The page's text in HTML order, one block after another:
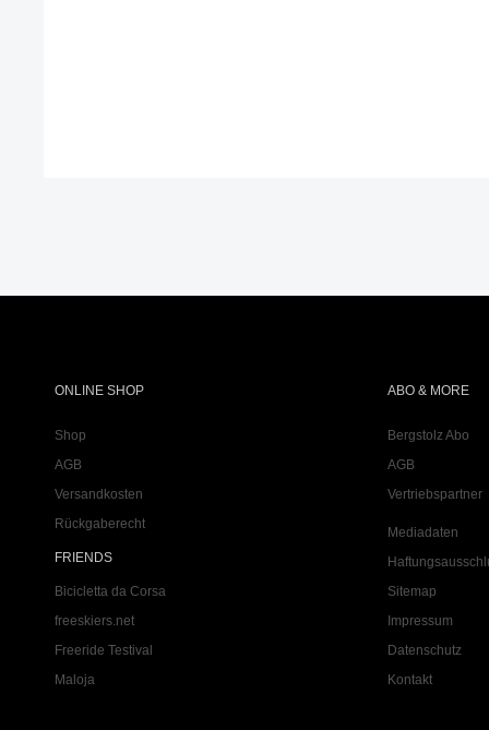
ONLINE SHOP
Shop
AGB
Versandkosten
Rückgaberecht
FRIENDS
Bicicletta da Corsa
freeskiers.net
Freeride Testival
Maloja
ABO & MORE
Bergstolz Abo
AGB
Vertriebspartner
Mediadaten
Sitemap
Impressum
Datenschutz
Kontakt